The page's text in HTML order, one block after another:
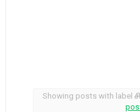
Showing posts with label